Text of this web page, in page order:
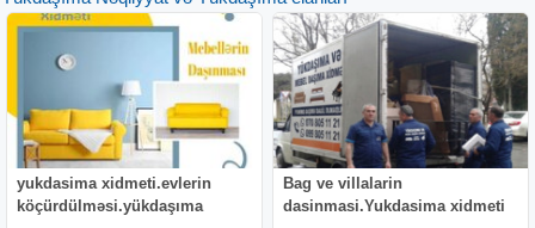
yukdasima xidmeti.evlerin
köçürdülməsi.yükdaşıma
Bag ve villalarin
dasinmasi.Yukdasima xidmeti